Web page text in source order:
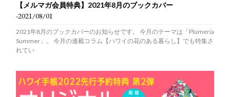
【メルマガ会員特典】2021年8月のブックカバー
-2021/08/01
2021年8月のブックカバーのお知らせです。 今月のテーマは「Plumeria
Summer」。 今月の連載コラム【ハワイの花のある暮らし】でも特集さ
れてい